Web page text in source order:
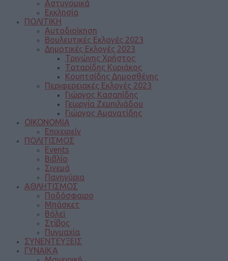
Αστυνομικά
Εκκλησία
ΠΟΛΙΤΙΚΗ
Αυτοδιοίκηση
Βουλευτικές Εκλογές 2023
Δημοτικές Εκλογές 2023
Τριγώνης Χρήστος
Ταταρίδης Κυριάκος
Κουπτσίδης Δημοσθένης
Περιφερειακές Εκλογές 2023
Γιώργος Κασαπίδης
Γεωργία Ζεμπιλιάδου
Γιώργος Αμανατίδης
ΟΙΚΟΝΟΜΙΑ
Επιχειρείν
ΠΟΛΙΤΙΣΜΟΣ
Events
Βιβλίο
Σινεμά
Πανηγύρια
ΑΘΛΗΤΙΣΜΟΣ
Ποδόσφαιρο
Μπάσκετ
Βόλεϊ
Στίβος
Πυγμαχία
ΣΥΝΕΝΤΕΥΞΕΙΣ
ΓΥΝΑΙΚΑ